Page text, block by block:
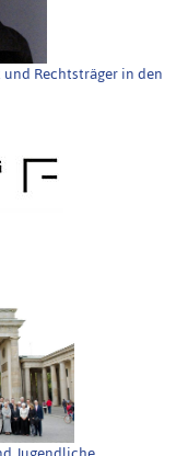
und Rechtsträger in den
Jugendliche